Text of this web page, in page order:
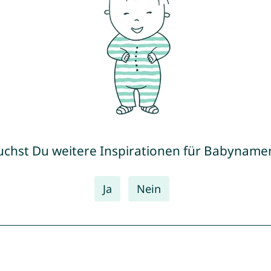
Du weitere Inspirationen für
Ja Nein